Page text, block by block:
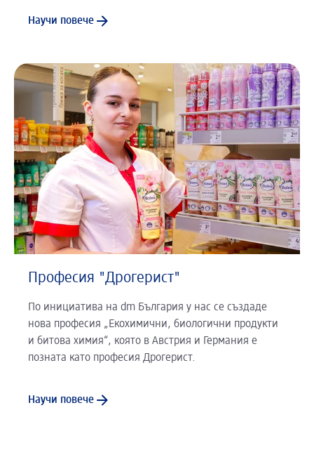
Научи повече
Професия "Дрогерист"
По инициатива на dm България у нас се създаде
нова професия „Екохимични, биологични продукти
и битова химия“, която в Австрия и Германия е
позната като професия Дрогерист.
Научи повече